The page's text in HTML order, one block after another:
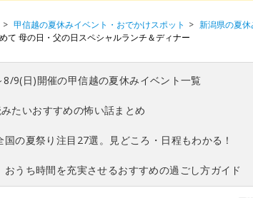
甲信越の夏休みイベント・おでかけスポット 新潟県の夏
て 母の日・父の日スペシャルランチ＆ディナー
9(日)開催の甲信越の夏休みイベント一覧
みたいおすすめの怖い話まとめ
国の夏祭り注目27選。見どころ・日程もわかる！
おうち時間を充実させるおすすめの過ごし方ガイド